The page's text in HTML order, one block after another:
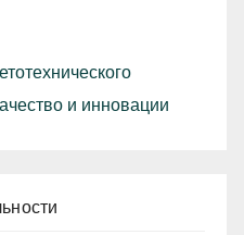
и инновации